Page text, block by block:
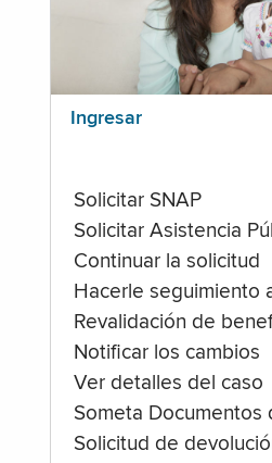
Ingresar
Solicitar SNAP
Solicitar Asistencia
Continuar la solicitud
Hacerle seguimiento
Revalidación de
Notificar los cambios
Ver detalles del caso
Someta Documentos
Solicitud de